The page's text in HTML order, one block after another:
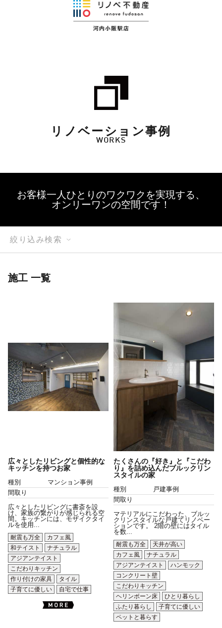
リノベーション事例
WORKS
お客様一人ひとりのワクワクを実現する、
オンリーワンの空間です！
絞り込み検索
施工 一覧
広々としたリビングと個性的な
キッチンを持つお家
種別
マンション事例
間取り
広々としたリビングに書斎を設
け、家族の繋がりが感じられる空
間。キッチンには、モザイクタイ
ルを使用...
耐震も万全
カフェ風
和テイスト
ナチュラル
アジアンテイスト
こだわりキッチン
作り付けの家具
タイル
子育てに優しい
自宅で仕事
たくさんの『好き』と『こだわ
り』を詰め込んだブルックリン
スタイルの家
種別
戸建事例
間取り
マテリアルにこだわった、ブルッ
クリンスタイルな戸建てリノベー
ションです。 2階の壁にはタイル
を数...
耐震も万全
天井が高い
カフェ風
ナチュラル
アジアンテイスト
ハンモック
コンクリート壁
こだわりキッチン
ヘリンボーン床
ひとり暮らし
ふたり暮らし
子育てに優しい
ペットと暮らす